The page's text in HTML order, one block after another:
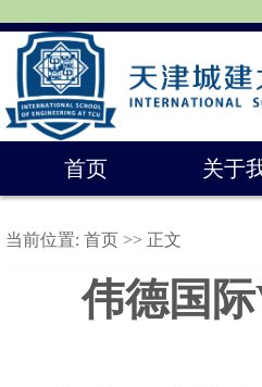
首页 关于
当前位置: 首页 >> 正文
伟德国